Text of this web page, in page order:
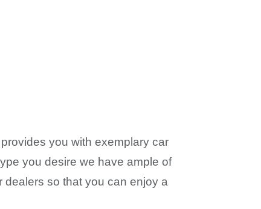
you with exemplary car
you desire we have ample of
so that you can enjoy a